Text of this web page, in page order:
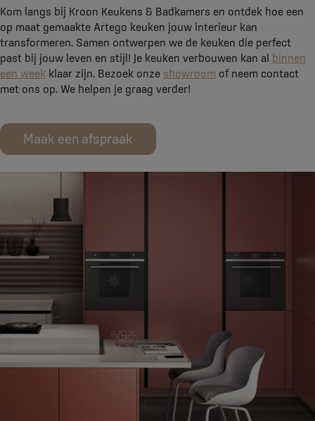
Kom langs bij Kroon Keukens & Badkamers en ontdek hoe een
op maat gemaakte Artego keuken jouw interieur kan
transformeren. Samen ontwerpen we de keuken die perfect
past bij jouw leven en stijl! Je keuken verbouwen kan al binnen
een week klaar zijn. Bezoek onze showroom of neem contact
met ons op. We helpen je graag verder!
Maak een afspraak